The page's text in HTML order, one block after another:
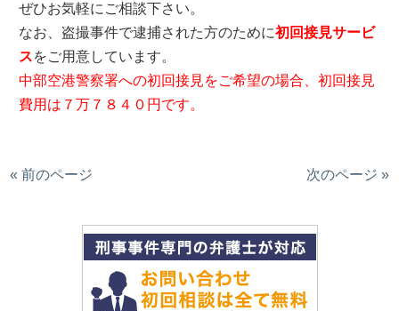
ぜひお気軽にご相談下さい。
なお、盗撮事件で逮捕された方のために初回接見サービ
スをご用意しています。
中部空港警察署への初回接見をご希望の場合、初回接見
費用は７万７８４０円です。
« 前のページ 次のページ »